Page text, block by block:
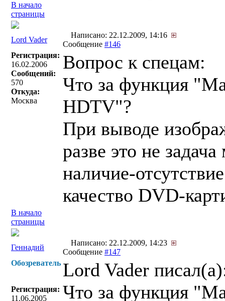
В начало
страницы
Lord Vader
Написано: 22.12.2009, 14:16
Сообщение #146
Регистрация:
16.02.2006
Сообщений:
570
Откуда:
Москва
Вопрос к спецам:
Что за функция
HDTV"?
При выводе
разве это не
наличие-
качество DVD-
В начало
страницы
Геннадий
Написано: 22.12.2009, 14:23
Сообщение #147
Обозреватель
Регистрация:
11.06.2005
Lord Vader
Что за функция